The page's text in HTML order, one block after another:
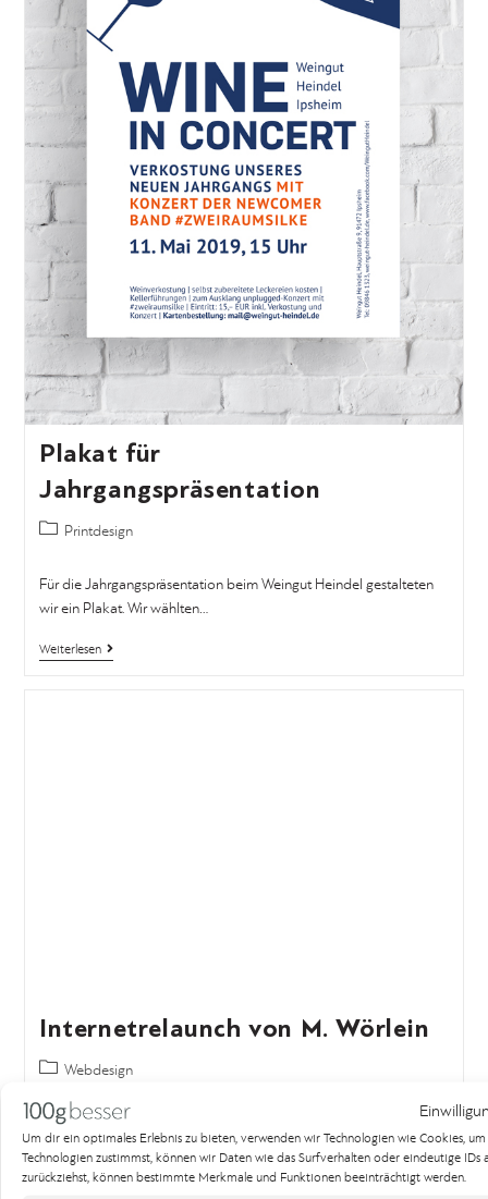
Um dir ein optimales Erlebnis zu bieten, verwenden wir Technologien wie Cookies,
Technologien zustimmst, können wir Daten wie das Surfverhalten oder eindeutige
zurückziehst, können bestimmte Merkmale und Funktionen beeinträchtigt werden.
Gestaltung der
Präsentationsmappe
Printdesign
Wir gestalteten die Präsentationsmappe für das Autohaus Zeilinger.
Diese ließen wir mit…
Weiterlesen